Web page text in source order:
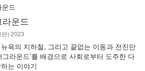
운드
) 2023
욕의 지하철, 그리고 끝없는 이동과 전진만
그라운드’를 배경으로 사회로부터 도주한 다
는 이야기